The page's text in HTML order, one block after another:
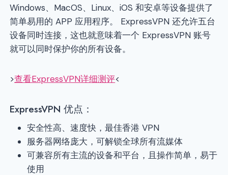
Windows、MacOS、Linux、iOS 和安卓等设备提供了
简单易用的 APP 应用程序。 ExpressVPN 还允许五台
设备同时连接，这也就意味着一个 ExpressVPN 账号
就可以同时保护你的所有设备。
>查看ExpressVPN详细测评<
ExpressVPN 优点：
安全性高、速度快，最佳香港 VPN
服务器网络庞大，可解锁全球所有流媒体
可兼容所有主流的设备和平台，且操作简单，易于
使用